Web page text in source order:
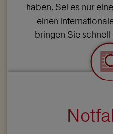
haben. Sei es nur
einen
bringen Sie